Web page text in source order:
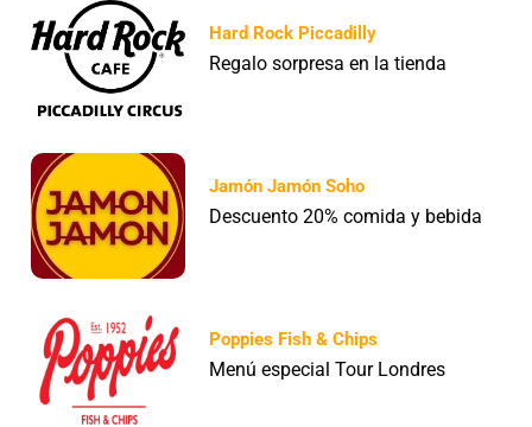
Hard Rock Piccadilly
Regalo sorpresa en la tienda
Jamón Jamón Soho
Descuento 20% comida y bebida
Poppies Fish & Chips
Menú especial Tour Londres